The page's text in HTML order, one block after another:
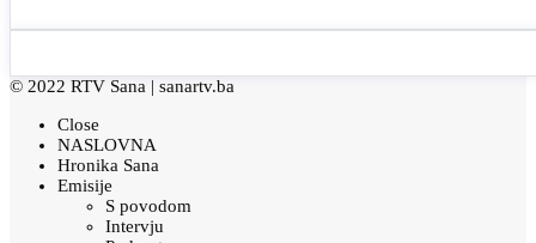
© 2022 RTV Sana | sanartv.ba
Close
NASLOVNA
Hronika Sana
Emisije
S povodom
Intervju